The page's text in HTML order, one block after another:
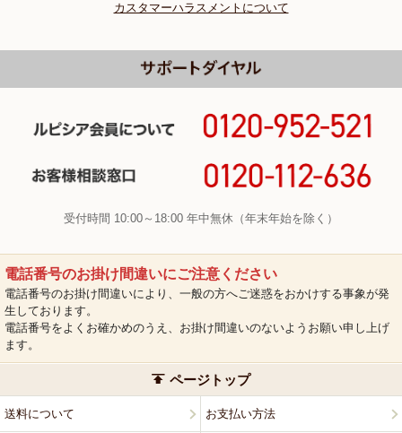
カスタマーハラスメントについて
受付時間 10:00～18:00 年中無休（年末年始を除く）
電話番号のお掛け間違いにご注意ください
電話番号のお掛け間違いにより、一般の方へご迷惑をおかけする事象が発
生しております。
電話番号をよくお確かめのうえ、お掛け間違いのないようお願い申し上げ
ます。
ページトップ
送料について お支払い方法